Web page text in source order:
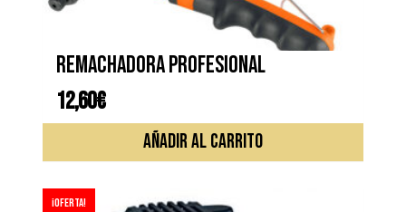
Remachadora profesional
12,60€
AÑADIR AL CARRITO
¡Oferta!